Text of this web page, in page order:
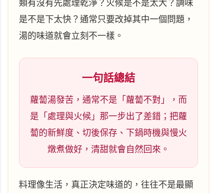
類有沒有先處理乾淨？火候是不是太大？調味
是不是下太快？通常只要改掉其中一個問題，
湯的味道就會立刻不一樣。
一句話總結
蘿蔔湯發苦，通常不是「蘿蔔不對」，而
是「處理與火候」那一步出了差錯；把蘿
蔔的新鮮度、切後保存、下鍋時機與慢火
燉煮做好，清甜就會自然回來。
料理像生活，真正決定味道的，往往不是最顯